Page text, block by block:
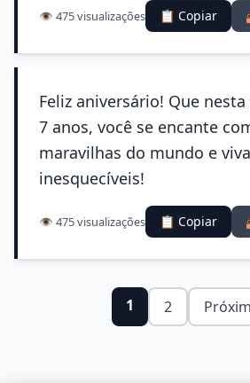
👁️ 475 visualizações 📋 Copiar
Feliz aniversário! Que
7 anos, você se encante
maravilhas do mundo e
inesquecíveis!
👁️ 475 visualizações 📋 Copiar
1 2